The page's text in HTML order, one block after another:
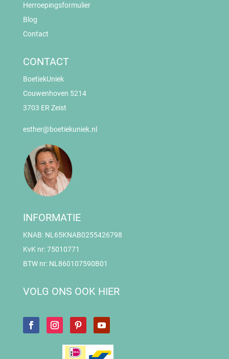
Herroepingsformulier
Blog
Contact
CONTACT
BoetiekUniek
Couwenhoven 5214
3703 ER Zeist
esther@boetiekuniek.nl
INFORMATIE
KNAB: NL65KNAB0255426798
KvK nr: 75010771
BTW nr: NL860107590B01
VOLG ONS OOK HIER